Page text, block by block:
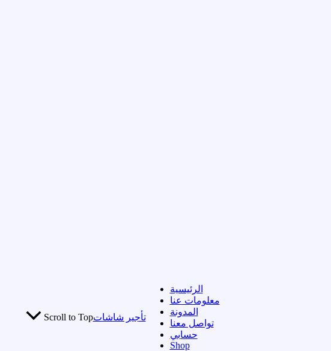
Scroll to Topتأجير شاشات
الرئيسية
معلومات عنا
المدونة
تواصل معنا
حسابي
Shop